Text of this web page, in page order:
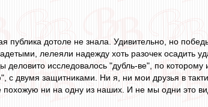
дотоле не знала. Удивительно, но
лелеяли надежду хоть разочек осадить
исследовалось "дубль-ве", по которому
с двумя защитниками. Ни я, ни мои друзья в
ни на одну из наших. И не мы одни это